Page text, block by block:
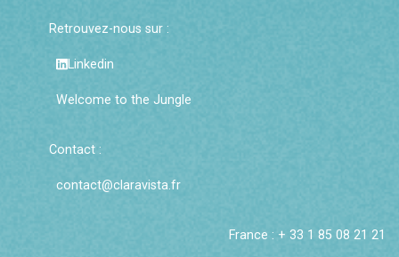
Retrouvez-nous sur :
Linkedin
Welcome to the Jungle
Contact :
contact@claravista.fr
France : + 33 1 85 08 21 21